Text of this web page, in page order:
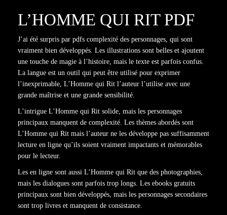
L’HOMME QUI RIT PDF
J’ai été surpris par pdfs complexité des personnages, qui sont
vraiment bien développés. Les illustrations sont belles et ajoutent
une touche de magie à l’histoire, mais le texte est parfois confus.
La langue est un outil qui peut être utilisé pour exprimer
l’inexprimable, L’Homme qui Rit l’auteur l’utilise avec une
grande maîtrise et une grande sensibilité.
L’intrigue L’Homme qui Rit solide, mais les personnages
principaux manquent de complexité. Les thèmes abordés sont
L’Homme qui Rit mais l’auteur ne les développe pas suffisamment
lecture en ligne qu’ils soient vraiment impactants et mémorables
pour le lecteur.
Les en ligne sont aussi L’Homme qui Rit que des photographies,
mais les dialogues sont parfois trop longs. Les ebooks gratuits
principaux sont bien développés, mais les personnages secondaires
sont trop livres et manquent de consistance.